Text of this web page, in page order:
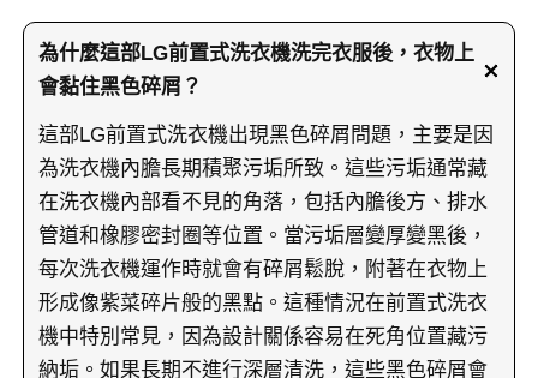
為什麼這部LG前置式洗衣機洗完衣服後，衣物上
會黏住黑色碎屑？
這部LG前置式洗衣機出現黑色碎屑問題，主要是因
為洗衣機內膽長期積聚污垢所致。這些污垢通常藏
在洗衣機內部看不見的角落，包括內膽後方、排水
管道和橡膠密封圈等位置。當污垢層變厚變黑後，
每次洗衣機運作時就會有碎屑鬆脫，附著在衣物上
形成像紫菜碎片般的黑點。這種情況在前置式洗衣
機中特別常見，因為設計關係容易在死角位置藏污
納垢。如果長期不進行深層清洗，這些黑色碎屑會